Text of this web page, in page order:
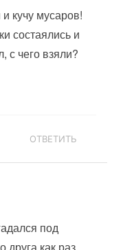
кучу мусаров!
состаялись и
с чего взяли?
ОТВЕТИТЬ
под